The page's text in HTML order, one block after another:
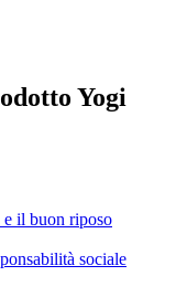
Yogi
il buon riposo
sociale